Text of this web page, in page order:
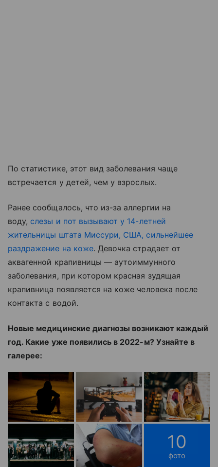
По статистике, этот вид заболевания чаще
встречается у детей, чем у взрослых.
Ранее сообщалось, что из-за аллергии на
воду, слезы и пот вызывают у 14-летней
жительницы штата Миссури, США, сильнейшее
раздражение на коже. Девочка страдает от
аквагенной крапивницы — аутоиммунного
заболевания, при котором красная зудящая
крапивница появляется на коже человека после
контакта с водой.
Новые медицинские диагнозы возникают каждый
год. Какие уже появились в 2022-м? Узнайте в
галерее:
10
фото